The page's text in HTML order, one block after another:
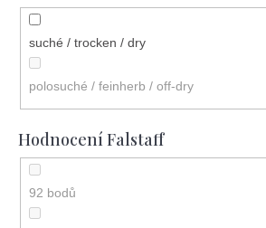
Frankovka / Blaufränkisch
Gelber Muskateller / Muškát žlutý / Muscat
Blanc à Petits Grains
20% Chardonnay
65% Pinot Blanc 20% CHardonnay 15%
Grüner Veltliner
suché / trocken / dry
polosuché / feinherb / off-dry
Hodnocení Falstaff
92 bodů